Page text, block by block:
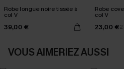
Robe longue noire tissée à
col V
39,00 €
Robe
col V
23,00 €
VOUS AIMERIEZ AUSSI